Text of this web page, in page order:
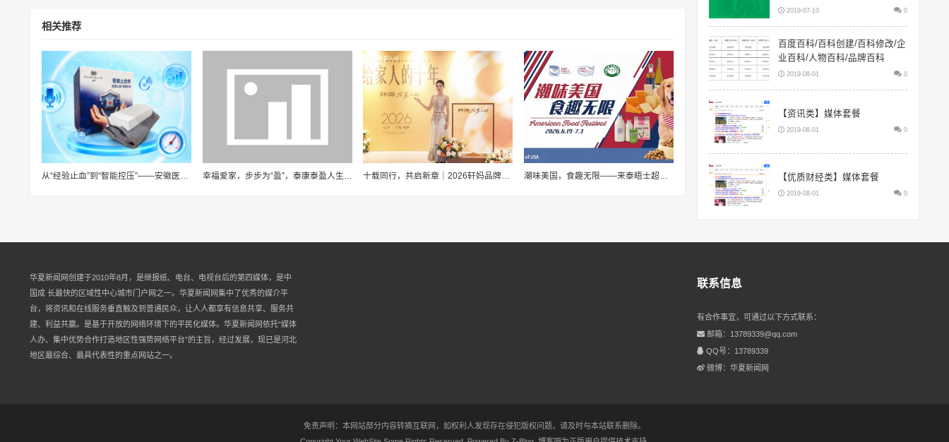
相关推荐
从“经验止血”到“智能控压”——安徽医科大学“血卫”团队推动止血装备智能化升级 幸福爱家，步步为“盈”，泰康泰盈人生2026锚定现金流，重构养老想象力 十载同行，共启新章｜2026轩妈品牌中秋启动会暨经销商大会圆满收官 潮味美国，食趣无限——来泰晤士超市邀您畅享味蕾体验
2019-07-10 0
百度百科/百科创建/百科修改/企
业百科/人物百科/品牌百科
2019-08-01 0
【资讯类】媒体套餐
2019-08-01 0
【优质财经类】媒体套餐
2019-08-01 0
华夏新闻网创建于2010年8月，是继报纸、电台、电视台后的第四媒体，是中
国成 长最快的区域性中心城市门户网之一。华夏新闻网集中了优秀的媒介平
台，将资讯和在线服务垂直触及到普通民众，让人人都享有信息共享、服务共
建、利益共赢。是基于开放的网络环境下的平民化媒体。华夏新闻网依托“媒体
人办、集中优势合作打造地区性强势网络平台”的主旨，经过发展，现已是河北
地区最综合、最具代表性的重点网站之一。
联系信息
有合作事宜，可通过以下方式联系：
邮箱：13789339@qq.com
QQ号：13789339
微博：华夏新闻网
免责声明：本网站部分内容转摘互联网，如权利人发现存在侵犯版权问题，请及时与本站联系删除。